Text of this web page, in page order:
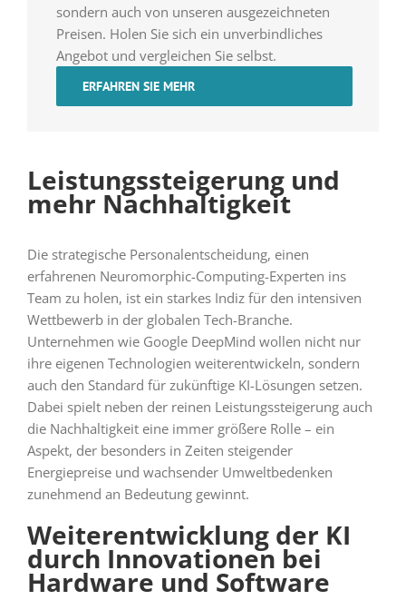
sondern auch von unseren ausgezeichneten
Preisen. Holen Sie sich ein unverbindliches
Angebot und vergleichen Sie selbst.
ERFAHREN SIE MEHR
Leistungssteigerung und
mehr Nachhaltigkeit
Die strategische Personalentscheidung, einen
erfahrenen Neuromorphic-Computing-Experten ins
Team zu holen, ist ein starkes Indiz für den intensiven
Wettbewerb in der globalen Tech-Branche.
Unternehmen wie Google DeepMind wollen nicht nur
ihre eigenen Technologien weiterentwickeln, sondern
auch den Standard für zukünftige KI-Lösungen setzen.
Dabei spielt neben der reinen Leistungssteigerung auch
die Nachhaltigkeit eine immer größere Rolle – ein
Aspekt, der besonders in Zeiten steigender
Energiepreise und wachsender Umweltbedenken
zunehmend an Bedeutung gewinnt.
Weiterentwicklung der KI
durch Innovationen bei
Hardware und Software